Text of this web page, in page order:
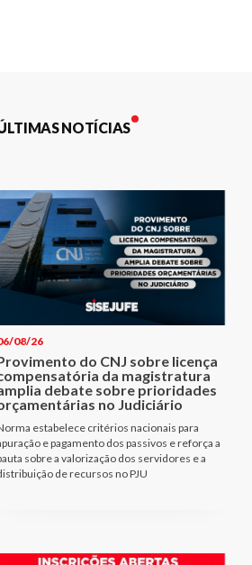
NOTÍCIAS
08/26
do CNJ sobre licença
da magistratura
debate sobre prioridades
no Judiciário
estabelece critérios nacionais para
e pagamento dos passivos e reforça a
sobre a valorização dos servidores e a
de recursos no PJU